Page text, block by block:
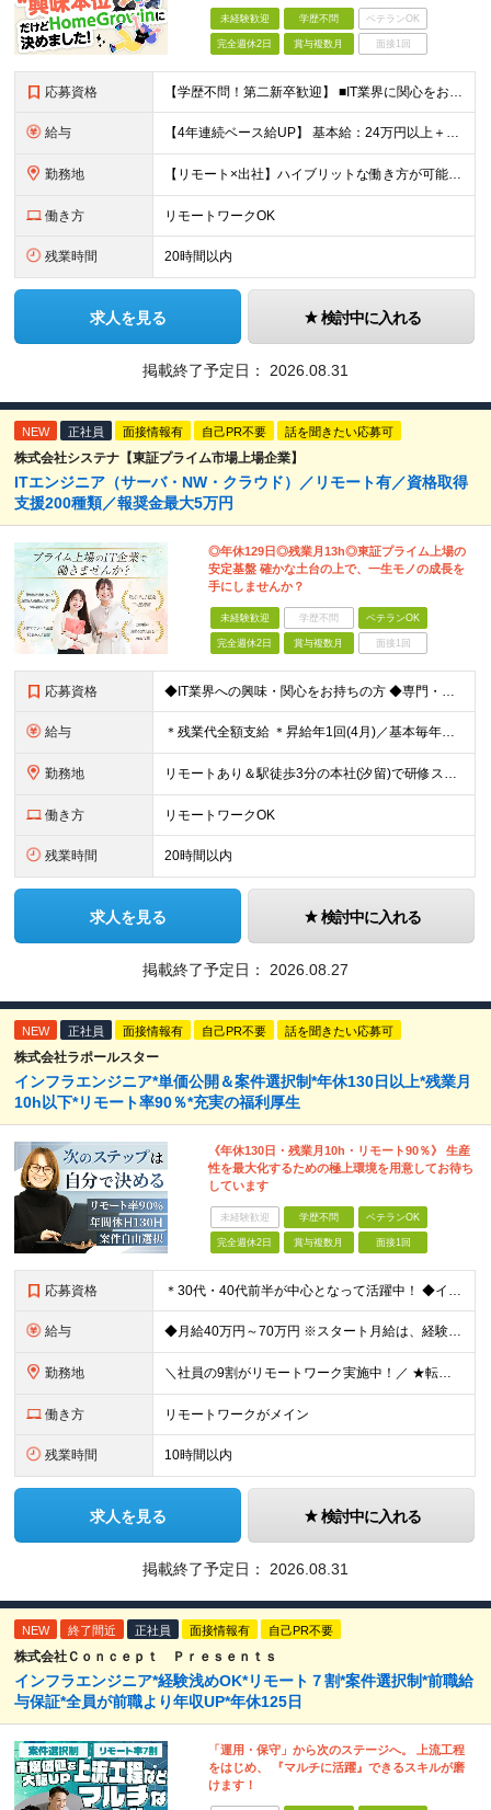
未経験歓迎 学歴不問 ベテランOK
完全週休2日 賞与複数月 面接1回
応募資格 【学歴不問！第二新卒歓迎】 ■IT業界に関心をお持ちの方 【IT業界未経験者の方へ】 ITエンジニアという仕事は、パソコンの前でずっとにらめっこを しているイメージがありますが、意外とそうではないん
給与 【4年連続ベース給UP】 基本給：24万円以上＋残業代(全額)＋各種手当 ※みなし残業なし ※基本給は経験や前職の給与を十分に考慮します ※交通費別途支給 ※6ヶ月間の試用期間があります（給与・待遇は
勤務地 【リモート×出社】ハイブリットな働き方が可能！ 東京、神奈川のプロジェクト先 ■本社 神奈川県横浜市神奈川区栄町3-12 パシフィックマークス横浜イースト6F ■事業所(東京都最寄駅のみ記載) サ
働き方 リモートワークOK
残業時間 20時間以内
求人を見る 検討中に入れる
掲載終了予定日： 2026.08.31
NEW 正社員 面接情報有 自己PR不要 話を聞きたい応募可
株式会社システナ【東証プライム市場上場企業】
ITエンジニア（サーバ・NW・クラウド）／リモート有／資格取得
支援200種類／報奨金最大5万円
◎年休129日◎残業月13h◎東証プライム上場の
安定基盤 確かな土台の上で、一生モノの成長を
手にしませんか？
未経験歓迎 学歴不問 ベテランOK
完全週休2日 賞与複数月 面接1回
応募資格 ◆IT業界への興味・関心をお持ちの方 ◆専門・短大卒以上※ ※ヘルプデスクやカスタマーサポート ※エンジニア以外の経験をお持ちの方 1年未満の経験でもOKです！
給与 ＊残業代全額支給 ＊昇給年1回(4月)／基本毎年昇給 ＊賞与年2回(6月・12月)／3ヶ月分支給実績あり ＊交通費支給(月5万円まで) -------------------- ◆社員の年収例 年収4
勤務地 リモートあり＆駅徒歩3分の本社(汐留)で研修スタート！ 【システナ東京本社】 東京都港区海岸1-2-20 汐留ビルディング14F・16F ◆リモートワーク・フルリモートのお仕事もあり ◆お住まいの地
働き方 リモートワークOK
残業時間 20時間以内
求人を見る 検討中に入れる
掲載終了予定日： 2026.08.27
NEW 正社員 面接情報有 自己PR不要 話を聞きたい応募可
株式会社ラポールスター
インフラエンジニア*単価公開＆案件選択制*年休130日以上*残業月
10h以下*リモート率90％*充実の福利厚生
《年休130日・残業月10h・リモート90％》 生産
性を最大化するための極上環境を用意してお待ち
しています
未経験歓迎 学歴不問 ベテランOK
完全週休2日 賞与複数月 面接1回
応募資格 ＊30代・40代前半が中心となって活躍中！ ◆インフラ（サーバー・ネットワーク・クラウド等）の設計、構築、テストいずれかの実務経験3年以上 ◆学歴不問 ★求める人物像： ◎他責ではなく、自身のキャ
給与 ◆月給40万円～70万円 ※スタート月給は、経験・能力・前職の給与等を考慮の上で決定いたします。 ※上記金額には残業の有無に関わらず、 月30時間分の固定残業代（7万6,000円～13万3,000円
勤務地 ＼社員の9割がリモートワーク実施中！／ ★転勤ナシ！ ★UIターン歓迎！ 関東、関西、東海、九州・中国エリアの各プロジェクト先から希望を優先して決定。 ※リモート案件も多数あり！ ◆関東エリア
働き方 リモートワークがメイン
残業時間 10時間以内
求人を見る 検討中に入れる
掲載終了予定日： 2026.08.31
NEW 終了間近 正社員 面接情報有 自己PR不要
株式会社Ｃｏｎｃｅｐｔ Ｐｒｅｓｅｎｔｓ
インフラエンジニア*経験浅めOK*リモート７割*案件選択制*前職給
与保証*全員が前職より年収UP*年休125日
「運用・保守」から次のステージへ。 上流工程
をはじめ、 『マルチに活躍』できるスキルが磨
けます！